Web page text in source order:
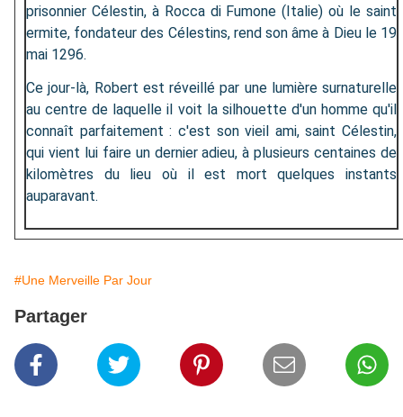
prisonnier Célestin, à Rocca di Fumone (Italie) où le saint
ermite, fondateur des Célestins, rend son âme à Dieu le 19
mai 1296.
Ce jour-là, Robert est réveillé par une lumière surnaturelle
au centre de laquelle il voit la silhouette d'un homme qu'il
connaît parfaitement : c'est son vieil ami, saint Célestin,
qui vient lui faire un dernier adieu, à plusieurs centaines de
kilomètres du lieu où il est mort quelques instants
auparavant.
#Une Merveille Par Jour
Partager